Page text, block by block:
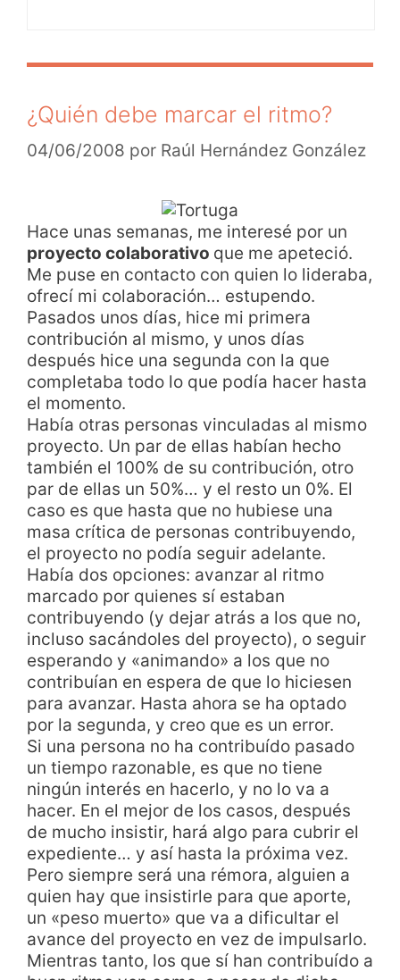
¿Quién debe marcar el ritmo?
04/06/2008 por Raúl Hernández González
Hace unas semanas, me interesé por un
proyecto colaborativo que me apeteció.
Me puse en contacto con quien lo lideraba,
ofrecí mi colaboración… estupendo.
Pasados unos días, hice mi primera
contribución al mismo, y unos días
después hice una segunda con la que
completaba todo lo que podía hacer hasta
el momento.
Había otras personas vinculadas al mismo
proyecto. Un par de ellas habían hecho
también el 100% de su contribución, otro
par de ellas un 50%… y el resto un 0%. El
caso es que hasta que no hubiese una
masa crítica de personas contribuyendo,
el proyecto no podía seguir adelante.
Había dos opciones: avanzar al ritmo
marcado por quienes sí estaban
contribuyendo (y dejar atrás a los que no,
incluso sacándoles del proyecto), o seguir
esperando y «animando» a los que no
contribuían en espera de que lo hiciesen
para avanzar. Hasta ahora se ha optado
por la segunda, y creo que es un error.
Si una persona no ha contribuído pasado
un tiempo razonable, es que no tiene
ningún interés en hacerlo, y no lo va a
hacer. En el mejor de los casos, después
de mucho insistir, hará algo para cubrir el
expediente… y así hasta la próxima vez.
Pero siempre será una rémora, alguien a
quien hay que insistirle para que aporte,
un «peso muerto» que va a dificultar el
avance del proyecto en vez de impulsarlo.
Mientras tanto, los que sí han contribuído a